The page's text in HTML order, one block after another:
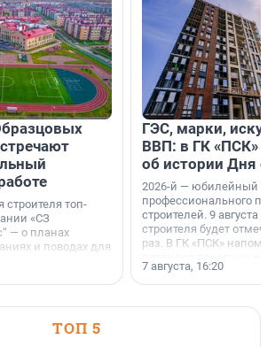
топ-
«СЗ
— о планах
и поводах для
ГЭС, марки,
ВВП: в ГК «ПСК»
об истории Дня
2026-й — юбилейный
профессионального
строителей. 9 августа
строителя будет
раз. В ГК «ПСК»
поменялась роль
7 августа, 16:20
ТОП 5